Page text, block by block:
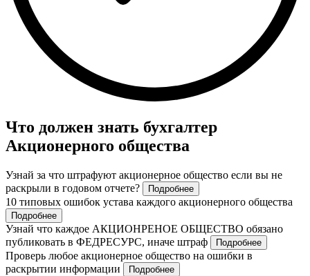
Что должен знать бухгалтер
Акционерного общества
Узнай за что штрафуют акционерное общество если вы не
раскрыли в годовом отчете?
Подробнее
10 типовых ошибок устава каждого акционерного общества
Подробнее
Узнай что каждое АКЦИОНРЕНОЕ ОБЩЕСТВО обязано
публиковать в ФЕДРЕСУРС, иначе штраф
Подробнее
Проверь любое акционерное общество на ошибки в
раскрытии информации
Подробнее